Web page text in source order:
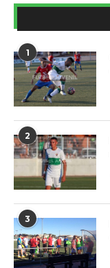
1
2
3